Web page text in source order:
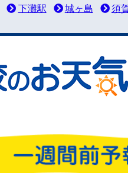
下灘駅 城ヶ島 須